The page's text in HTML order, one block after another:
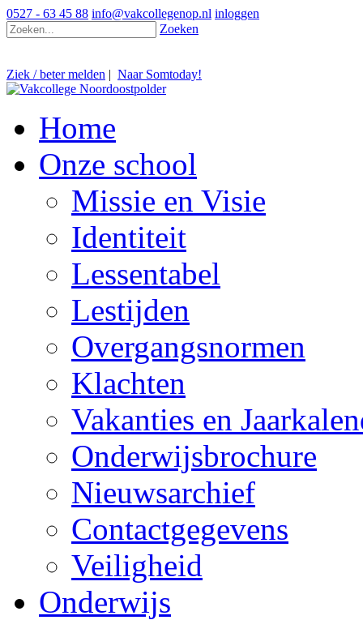
0527 - 63 45 88 info@vakcollegenop.nl inloggen
Zoeken
Ziek / beter melden | Naar Somtoday!
Home
Onze school
Missie en Visie
Identiteit
Lessentabel
Lestijden
Overgangsnormen
Klachten
Vakanties en
Onderwijsbrochure
Nieuwsarchief
Contactgegevens
Veiligheid
Onderwijs